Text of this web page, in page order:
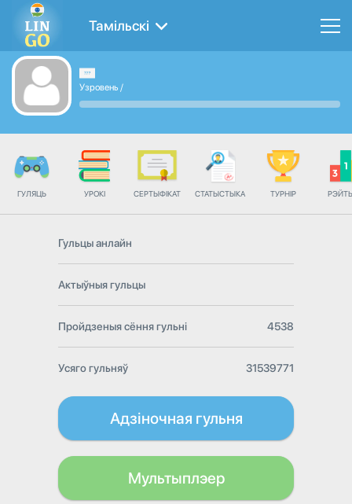
Тамільскі
Узровень /
ГУЛЯЦЬ УРОКІ СЕРТЫФІКАТ СТАТЫСТЫКА ТУРНІР
Гульцы анлайн
Актыўныя гульцы
Пройдзеныя сёння гульні 4538
Усяго гульняў 31539771
Адзіночная гульня
Мультыплэер